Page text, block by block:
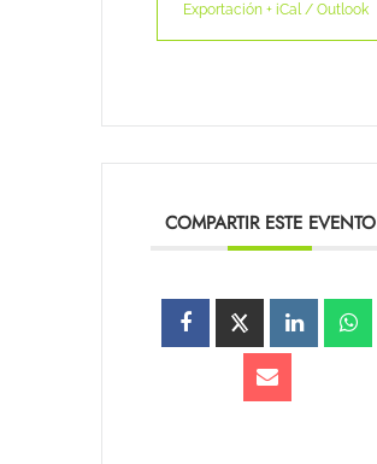
Exportación + iCal / Outlook
COMPARTIR ESTE EVENTO